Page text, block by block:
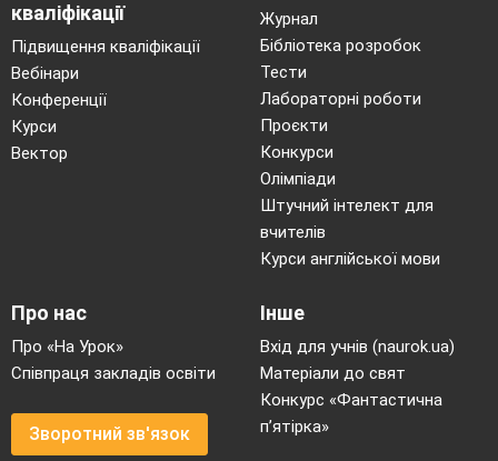
кваліфікації
Підвищення кваліфікації
Вебінари
Конференції
Курси
Вектор
Журнал
Бібліотека розробок
Тести
Лабораторні роботи
Проєкти
Конкурси
Олімпіади
Штучний інтелект для
вчителів
Курси англійської мови
Про нас
Про «На Урок»
Співпраця закладів освіти
Зворотний зв'язок
Інше
Вхід для учнів (naurok.ua)
Матеріали до свят
Конкурс «Фантастична
п’ятірка»